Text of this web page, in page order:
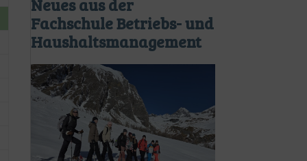
Fachschule Betriebs- und
Haushaltsmanagement